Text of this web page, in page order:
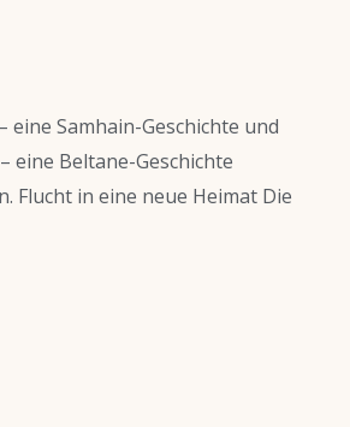
Samhain-Geschichte und
eine Beltane-Geschichte
Flucht in eine neue Heimat Die